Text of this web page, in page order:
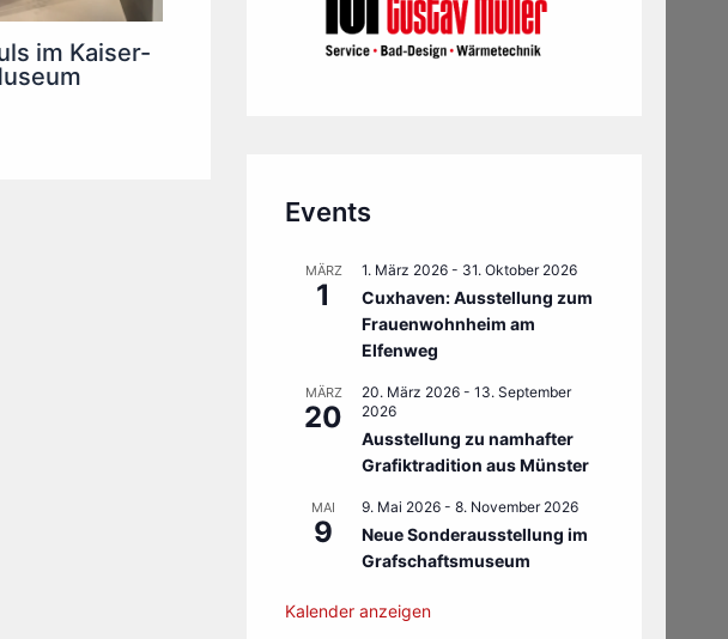
im Kaiser-
Events
MÄRZ
1
1. März 2026 - 31. Oktober 2026
Cuxhaven: Ausstellung zum
Frauenwohnheim am
Elfenweg
MÄRZ
20
20. März 2026 - 13. September
2026
Ausstellung zu namhafter
Grafiktradition aus Münster
MAI
9
9. Mai 2026 - 8. November 2026
Neue Sonderausstellung im
Grafschaftsmuseum
Kalender anzeigen